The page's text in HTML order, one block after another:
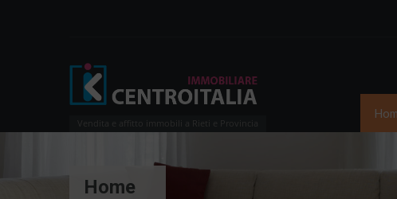
Vendita e affitto immobili a Rieti e Provincia
Home